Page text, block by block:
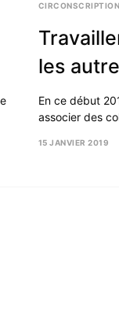
CIRCONSCRIPTION
les
En ce début
associer des
15 JANVIER 2019